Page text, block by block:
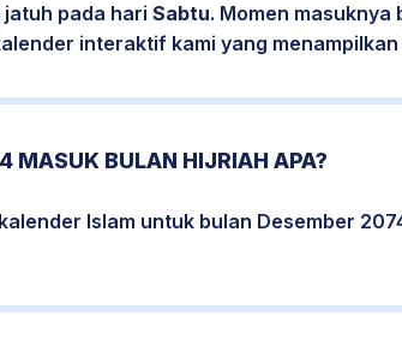
jatuh pada hari Sabtu. Momen
interaktif kami yang
MASUK BULAN HIJRIAH APA?
Islam untuk bulan Desember